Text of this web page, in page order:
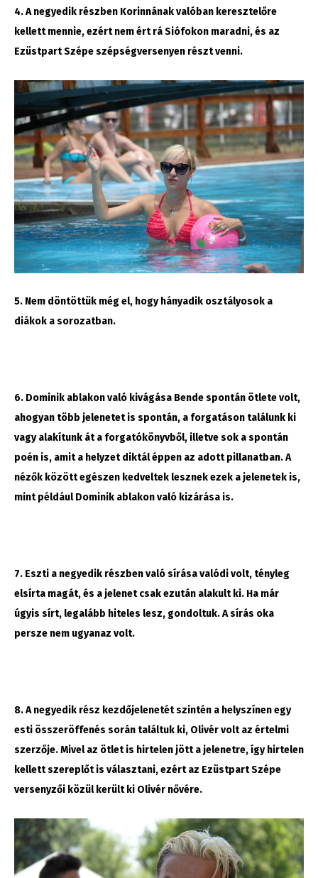
4. A negyedik részben Korinnának valóban keresztelőre
kellett mennie, ezért nem ért rá Siófokon maradni, és az
Ezüstpart Szépe szépségversenyen részt venni.
5. Nem döntöttük még el, hogy hányadik osztályosok a
diákok a sorozatban.
6. Dominik ablakon való kivágása Bende spontán ötlete volt,
ahogyan több jelenetet is spontán, a forgatáson találunk ki
vagy alakítunk át a forgatókönyvből, illetve sok a spontán
poén is, amit a helyzet diktál éppen az adott pillanatban. A
nézők között egészen kedveltek lesznek ezek a jelenetek is,
mint például Dominik ablakon való kizárása is.
7. Eszti a negyedik részben való sírása valódi volt, tényleg
elsírta magát, és a jelenet csak ezután alakult ki. Ha már
úgyis sírt, legalább hiteles lesz, gondoltuk. A sírás oka
persze nem ugyanaz volt.
8. A negyedik rész kezdőjelenetét szintén a helyszínen egy
esti összeröffenés során találtuk ki, Olivér volt az értelmi
szerzője. Mivel az ötlet is hirtelen jött a jelenetre, így hirtelen
kellett szereplőt is választani, ezért az Ezüstpart Szépe
versenyzői közül került ki Olivér nővére.